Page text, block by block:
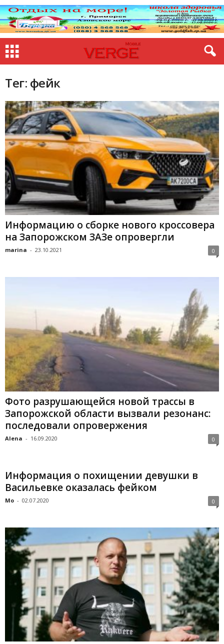
Тег: фейк
Информацию о сборке нового кроссовера
на Запорожском ЗАЗе опровергли
marina - 23.10.2021 0
Фото разрушающейся новой трассы в
Запорожской области вызвали резонанс:
последовали опровержения
Alena - 16.09.2020 0
Информация о похищении девушки в
Васильевке оказалась фейком
Mo - 02.07.2020 0